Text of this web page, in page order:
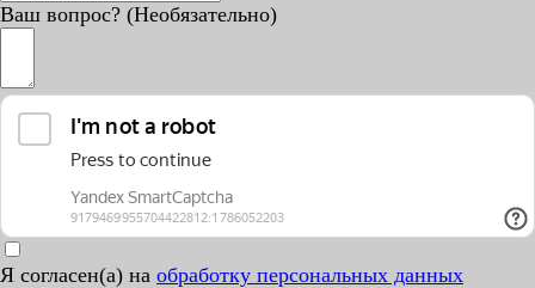
Ваш вопрос? (Необязательно)
Я согласен(а) на обработку персональных данных